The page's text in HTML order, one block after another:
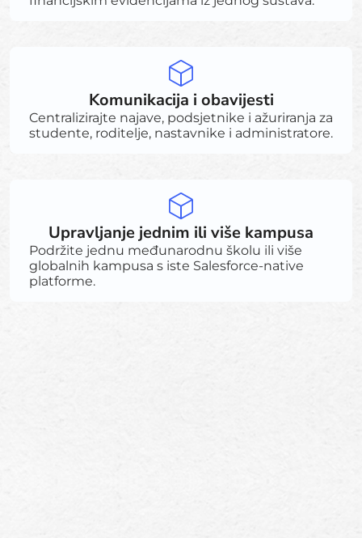
Komunikacija i obavijesti
Centralizirajte najave, podsjetnike i ažuriranja za
studente, roditelje, nastavnike i administratore.
Upravljanje jednim ili više kampusa
Podržite jednu međunarodnu školu ili više
globalnih kampusa s iste Salesforce-native
platforme.